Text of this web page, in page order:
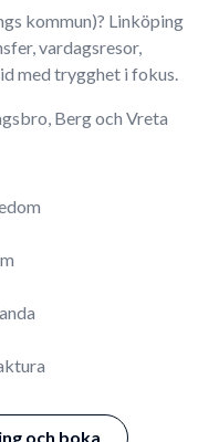
kommun)? Linköping
vardagsresor,
med trygghet i fokus.
Berg och Vreta
och boka